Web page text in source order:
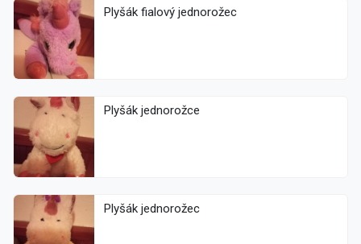
Plyšák fialový jednorožec
Plyšák jednorožce
Plyšák jednorožec